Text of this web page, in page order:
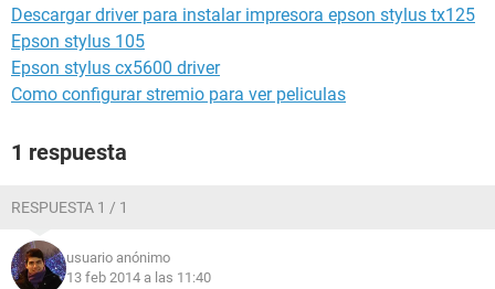
Descargar driver para instalar impresora epson stylus tx125
Epson stylus 105
Epson stylus cx5600 driver
Como configurar stremio para ver peliculas
1 respuesta
RESPUESTA 1 / 1
usuario anónimo
13 feb 2014 a las 11:40